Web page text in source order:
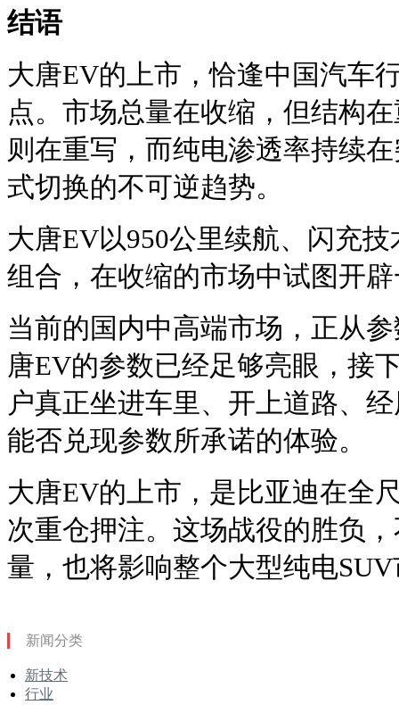
结语
大唐EV的上市，恰逢中国汽车
点。市场总量在收缩，但结构
则在重写，而纯电渗透率持续
式切换的不可逆趋势。
大唐EV以950公里续航、闪充
组合，在收缩的市场中试图开
当前的国内中高端市场，正从
唐EV的参数已经足够亮眼，接
户真正坐进车里、开上道路、
能否兑现参数所承诺的体验。
大唐EV的上市，是比亚迪在全
次重仓押注。这场战役的胜负
量，也将影响整个大型纯电
新闻分类
新技术
行业